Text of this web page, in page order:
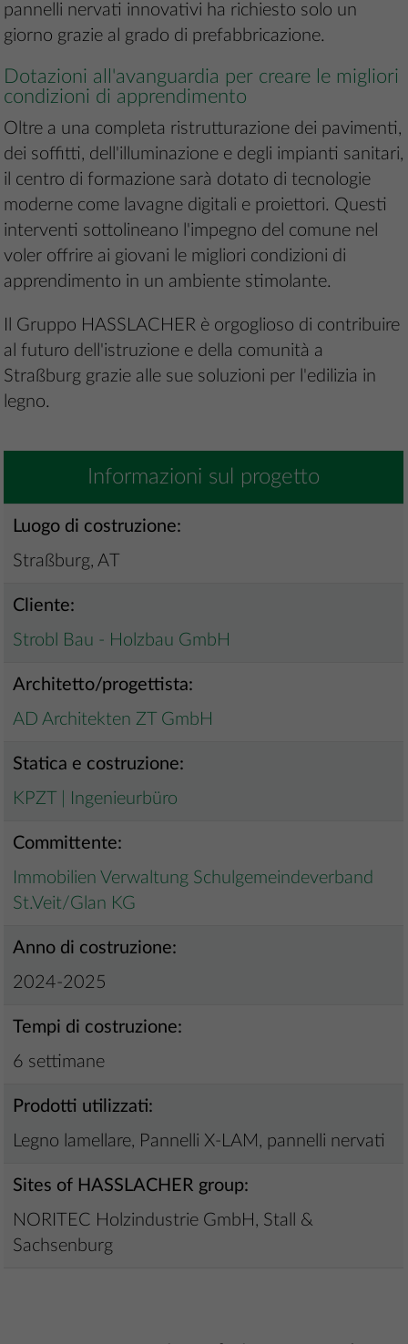
pannelli nervati innovativi ha richiesto solo un
giorno grazie al grado di prefabbricazione.
Dotazioni all'avanguardia per creare le migliori
condizioni di apprendimento
Oltre a una completa ristrutturazione dei pavimenti,
dei soffitti, dell'illuminazione e degli impianti sanitari,
il centro di formazione sarà dotato di tecnologie
moderne come lavagne digitali e proiettori. Questi
interventi sottolineano l'impegno del comune nel
voler offrire ai giovani le migliori condizioni di
apprendimento in un ambiente stimolante.
Il Gruppo HASSLACHER è orgoglioso di contribuire
al futuro dell'istruzione e della comunità a
Straßburg grazie alle sue soluzioni per l'edilizia in
legno.
Informazioni sul progetto
Luogo di costruzione:
Straßburg, AT
Cliente:
Strobl Bau - Holzbau GmbH
Architetto/progettista:
AD Architekten ZT GmbH
Statica e costruzione:
KPZT | Ingenieurbüro
Committente:
Immobilien Verwaltung Schulgemeindeverband
St.Veit/Glan KG
Anno di costruzione:
2024-2025
Tempi di costruzione:
6 settimane
Prodotti utilizzati:
Legno lamellare, Pannelli X-LAM, pannelli nervati
Sites of HASSLACHER group:
NORITEC Holzindustrie GmbH, Stall &
Sachsenburg